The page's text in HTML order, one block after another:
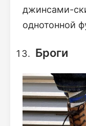
джинсами-
однотонной
Броги